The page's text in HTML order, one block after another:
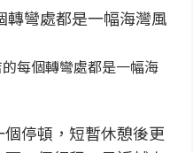
每個轉彎處都是一幅海
個停頓，短暫休憩後更